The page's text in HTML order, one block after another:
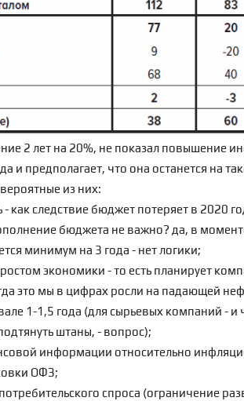
2 лет на 20%, не показал повышение
предполагает, что она останется на
из них:
как следствие бюджет потеряет в 2020
бюджета не важно? да, в
минимум на 3 года - нет логики;
экономики - то есть планирует
это мы в цифрах росли на падающей
1-1,5 года (для сырьевых компаний - и
штаны, - вопрос);
информации относительно
ОФЗ;
спроса (ограничение